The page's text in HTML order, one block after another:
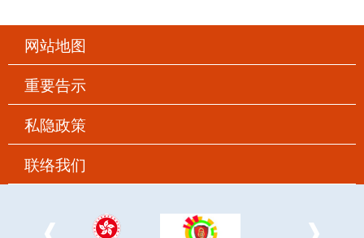
网站地图
重要告示
私隐政策
联络我们